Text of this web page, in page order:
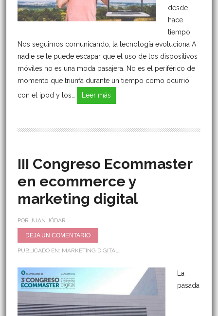
desde
hace
tiempo.
Nos seguimos comunicando, la tecnología evoluciona A
nadie se le puede escapar que el uso de los dispositivos
móviles no es una moda pasajera. No es el periférico de
momento que triunfa durante un tiempo como ocurrió
con el ipod y los…
Leer más
III Congreso Ecommaster
en ecommerce y
marketing digital
POR JUAN JÓDAR
DEJA UN COMENTARIO
PUBLICADO EN: MARKETING DIGITAL
La
pasada